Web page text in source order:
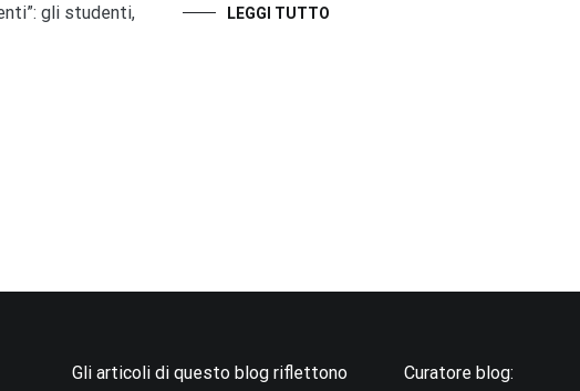
gli studenti,
LEGGI TUTTO
Gli articoli di questo blog riflettono
Curatore blog: